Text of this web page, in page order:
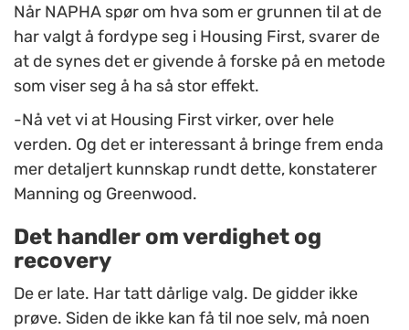
Når NAPHA spør om hva som er grunnen til at de
har valgt å fordype seg i Housing First, svarer de
at de synes det er givende å forske på en metode
som viser seg å ha så stor effekt.
-Nå vet vi at Housing First virker, over hele
verden. Og det er interessant å bringe frem enda
mer detaljert kunnskap rundt dette, konstaterer
Manning og Greenwood.
Det handler om verdighet og
recovery
De er late. Har tatt dårlige valg. De gidder ikke
prøve. Siden de ikke kan få til noe selv, må noen